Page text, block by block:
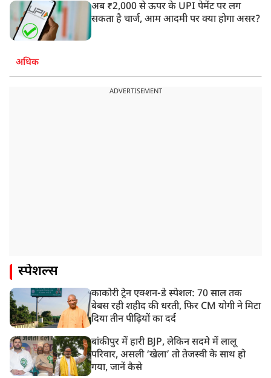
अब ₹2,000 से ऊपर के UPI पेमेंट पर लग
सकता है चार्ज, आम आदमी पर क्या होगा असर?
अधिक
ADVERTISEMENT
स्पेशल्स
काकोरी ट्रेन एक्शन-डे स्पेशल: 70 साल तक
बेबस रही शहीद की धरती, फिर CM योगी ने मिटा
दिया तीन पीढ़ियों का दर्द
बांकीपुर में हारी BJP, लेकिन सदमे में लालू
परिवार, असली ‘खेला’ तो तेजस्वी के साथ हो
गया, जानें कैसे